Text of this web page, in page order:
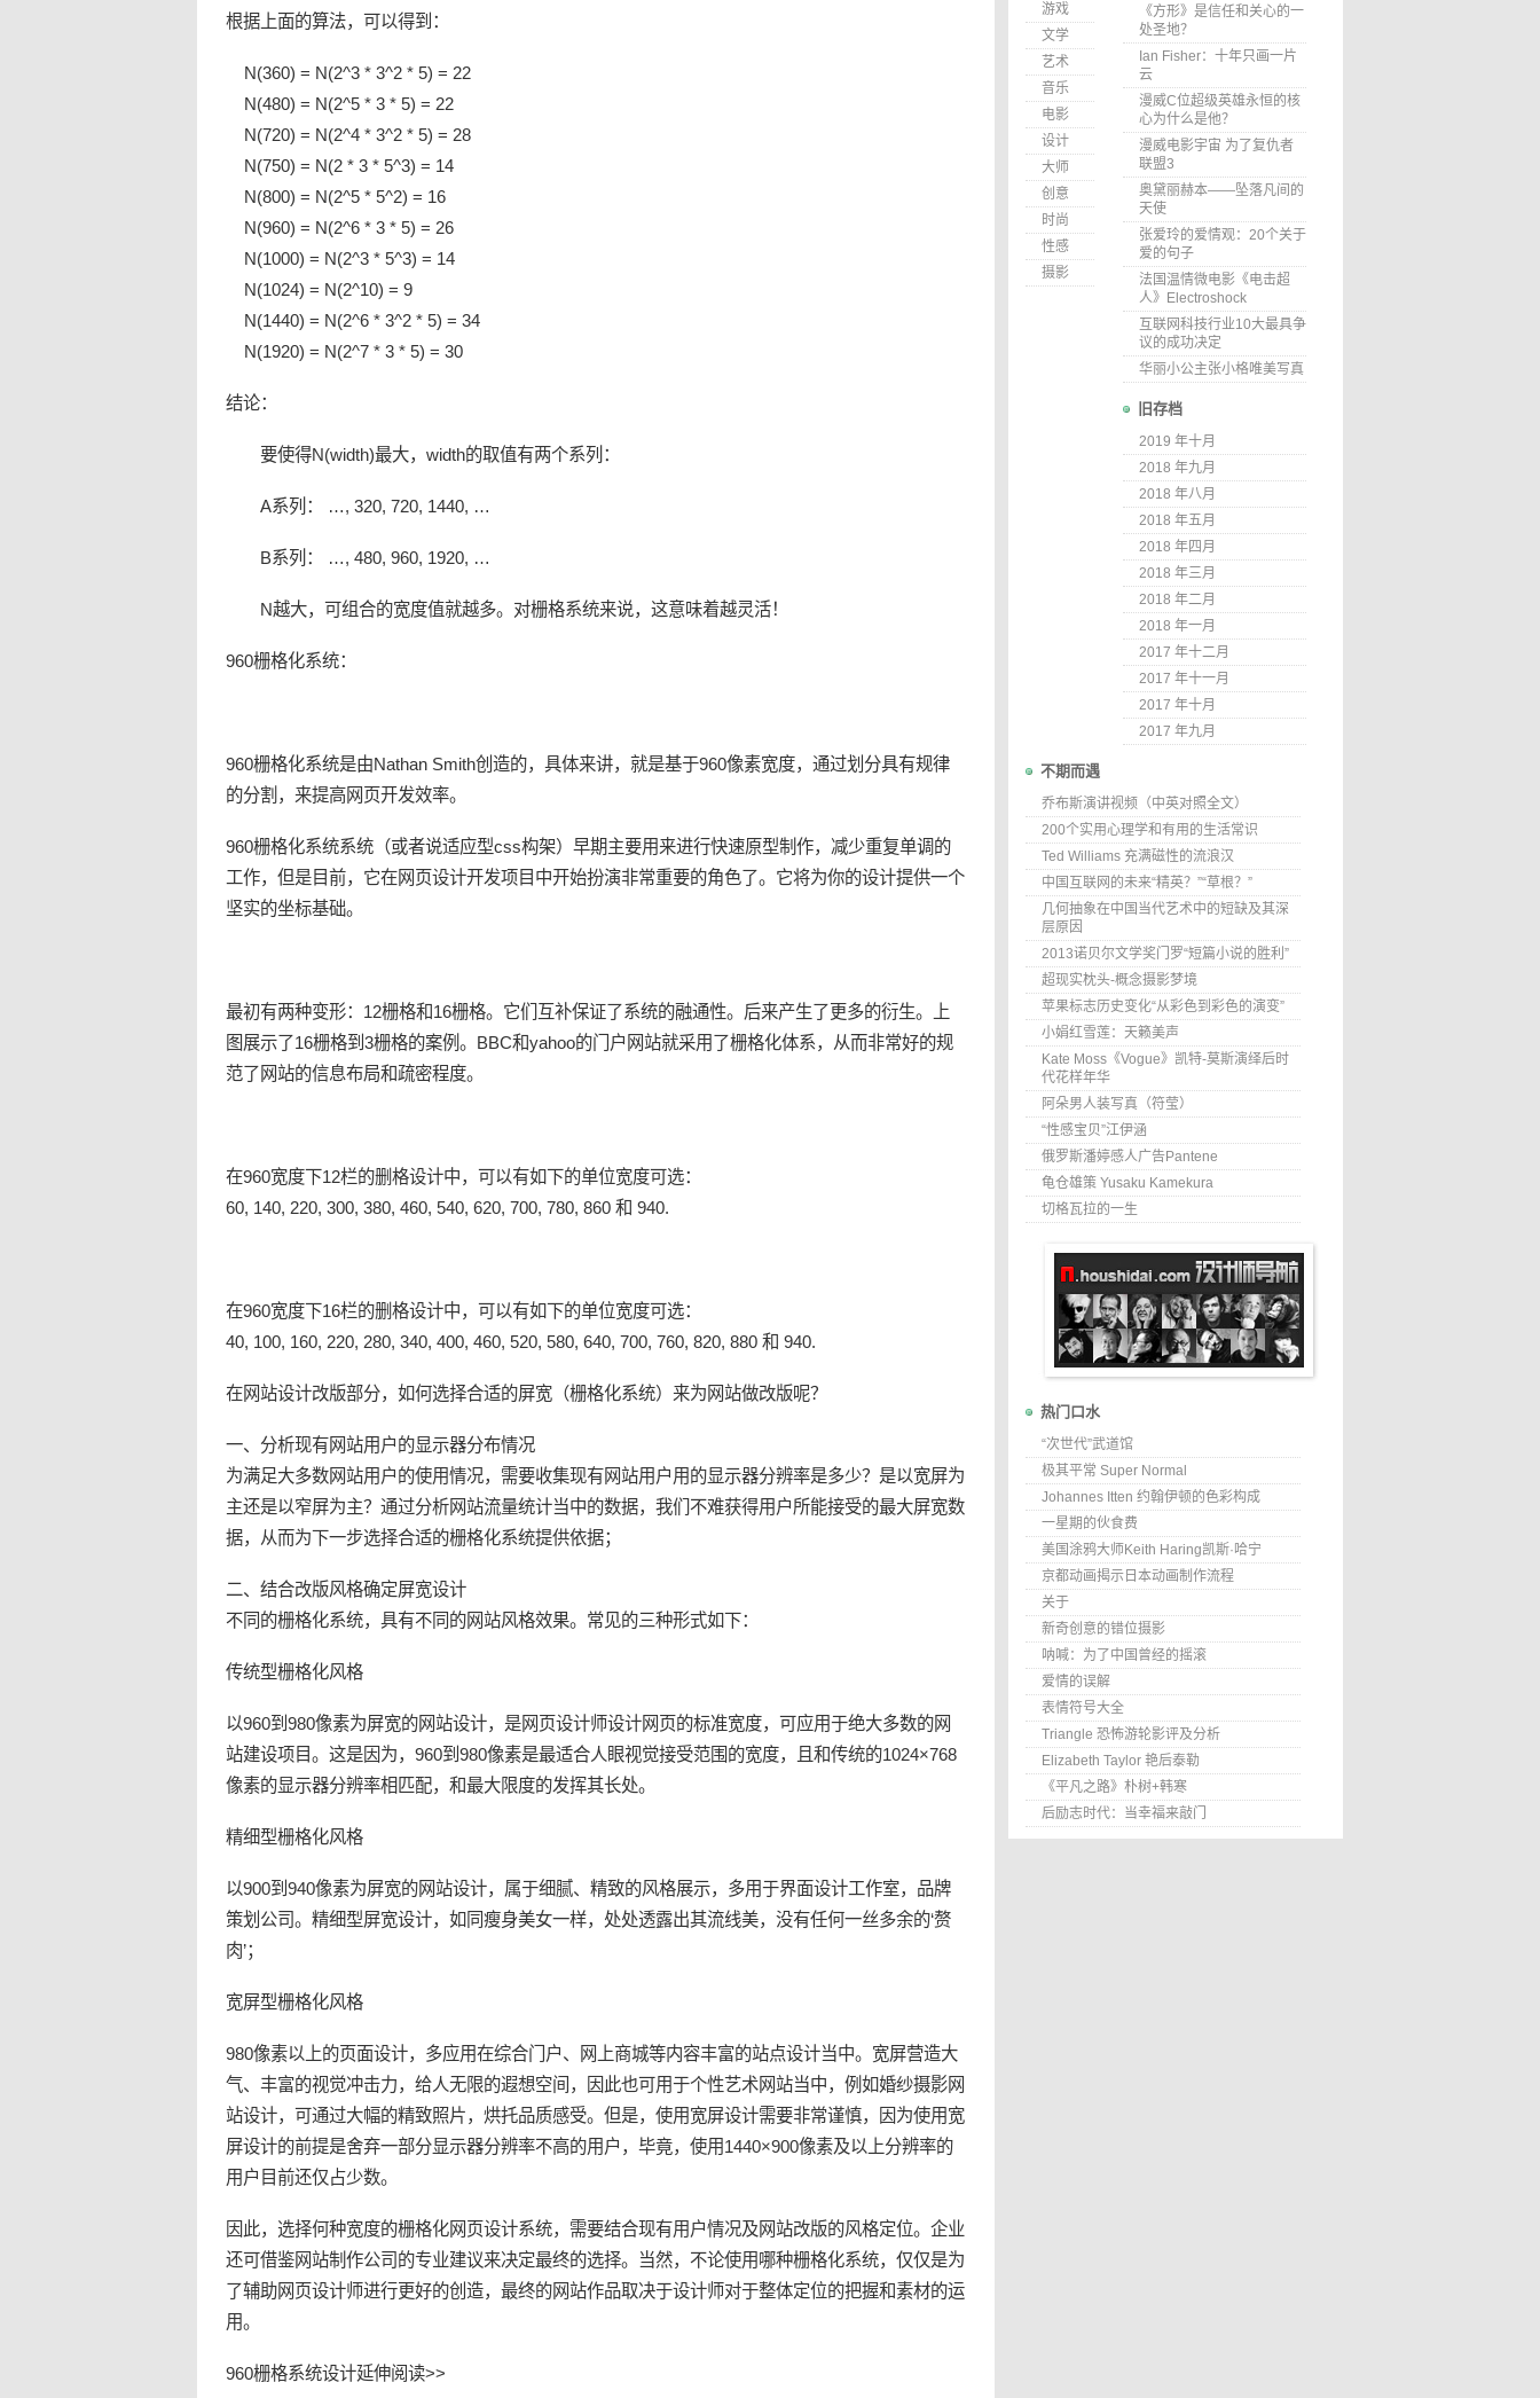
根据上面的算法，可以得到：
N(360) = N(2^3 * 3^2 * 5) = 22
N(480) = N(2^5 * 3 * 5) = 22
N(720) = N(2^4 * 3^2 * 5) = 28
N(750) = N(2 * 3 * 5^3) = 14
N(800) = N(2^5 * 5^2) = 16
N(960) = N(2^6 * 3 * 5) = 26
N(1000) = N(2^3 * 5^3) = 14
N(1024) = N(2^10) = 9
N(1440) = N(2^6 * 3^2 * 5) = 34
N(1920) = N(2^7 * 3 * 5) = 30
结论：
要使得N(width)最大，width的取值有两个系列：
A系列： …, 320, 720, 1440, …
B系列： …, 480, 960, 1920, …
N越大，可组合的宽度值就越多。对栅格系统来说，这意味着越灵活！
960栅格化系统：
960栅格化系统是由Nathan Smith创造的，具体来讲，就是基于960像素宽度，通过划分具有规律
的分割，来提高网页开发效率。
960栅格化系统系统（或者说适应型css构架）早期主要用来进行快速原型制作，减少重复单调的
工作，但是目前，它在网页设计开发项目中开始扮演非常重要的角色了。它将为你的设计提供一个
坚实的坐标基础。
最初有两种变形：12栅格和16栅格。它们互补保证了系统的融通性。后来产生了更多的衍生。上
图展示了16栅格到3栅格的案例。BBC和yahoo的门户网站就采用了栅格化体系，从而非常好的规
范了网站的信息布局和疏密程度。
在960宽度下12栏的删格设计中，可以有如下的单位宽度可选：
60, 140, 220, 300, 380, 460, 540, 620, 700, 780, 860 和 940.
在960宽度下16栏的删格设计中，可以有如下的单位宽度可选：
40, 100, 160, 220, 280, 340, 400, 460, 520, 580, 640, 700, 760, 820, 880 和 940.
在网站设计改版部分，如何选择合适的屏宽（栅格化系统）来为网站做改版呢？
一、分析现有网站用户的显示器分布情况
为满足大多数网站用户的使用情况，需要收集现有网站用户用的显示器分辨率是多少？是以宽屏为
主还是以窄屏为主？通过分析网站流量统计当中的数据，我们不难获得用户所能接受的最大屏宽数
据，从而为下一步选择合适的栅格化系统提供依据；
二、结合改版风格确定屏宽设计
不同的栅格化系统，具有不同的网站风格效果。常见的三种形式如下：
传统型栅格化风格
以960到980像素为屏宽的网站设计，是网页设计师设计网页的标准宽度，可应用于绝大多数的网
站建设项目。这是因为，960到980像素是最适合人眼视觉接受范围的宽度，且和传统的1024×768
像素的显示器分辨率相匹配，和最大限度的发挥其长处。
精细型栅格化风格
以900到940像素为屏宽的网站设计，属于细腻、精致的风格展示，多用于界面设计工作室，品牌
策划公司。精细型屏宽设计，如同瘦身美女一样，处处透露出其流线美，没有任何一丝多余的‘赘
肉’；
宽屏型栅格化风格
980像素以上的页面设计，多应用在综合门户、网上商城等内容丰富的站点设计当中。宽屏营造大
气、丰富的视觉冲击力，给人无限的遐想空间，因此也可用于个性艺术网站当中，例如婚纱摄影网
站设计，可通过大幅的精致照片，烘托品质感受。但是，使用宽屏设计需要非常谨慎，因为使用宽
屏设计的前提是舍弃一部分显示器分辨率不高的用户，毕竟，使用1440×900像素及以上分辨率的
用户目前还仅占少数。
因此，选择何种宽度的栅格化网页设计系统，需要结合现有用户情况及网站改版的风格定位。企业
还可借鉴网站制作公司的专业建议来决定最终的选择。当然，不论使用哪种栅格化系统，仅仅是为
了辅助网页设计师进行更好的创造，最终的网站作品取决于设计师对于整体定位的把握和素材的运
用。
960栅格系统设计延伸阅读>>
游戏
文学
艺术
音乐
电影
设计
大师
创意
时尚
性感
摄影
《方形》是信任和关心的一
处圣地？
Ian Fisher：十年只画一片
云
漫威C位超级英雄永恒的核
心为什么是他？
漫威电影宇宙 为了复仇者
联盟3
奥黛丽赫本——坠落凡间的
天使
张爱玲的爱情观：20个关于
爱的句子
法国温情微电影《电击超
人》Electroshock
互联网科技行业10大最具争
议的成功决定
华丽小公主张小格唯美写真
旧存档
2019 年十月
2018 年九月
2018 年八月
2018 年五月
2018 年四月
2018 年三月
2018 年二月
2018 年一月
2017 年十二月
2017 年十一月
2017 年十月
2017 年九月
不期而遇
乔布斯演讲视频（中英对照全文）
200个实用心理学和有用的生活常识
Ted Williams 充满磁性的流浪汉
中国互联网的未来“精英？”“草根？”
几何抽象在中国当代艺术中的短缺及其深
层原因
2013诺贝尔文学奖门罗“短篇小说的胜利”
超现实枕头-概念摄影梦境
苹果标志历史变化“从彩色到彩色的演变”
小娟红雪莲：天籁美声
Kate Moss《Vogue》凯特-莫斯演绎后时
代花样年华
阿朵男人装写真（符莹）
“性感宝贝”江伊涵
俄罗斯潘婷感人广告Pantene
龟仓雄策 Yusaku Kamekura
切格瓦拉的一生
热门口水
“次世代”武道馆
极其平常 Super Normal
Johannes Itten 约翰伊顿的色彩构成
一星期的伙食费
美国涂鸦大师Keith Haring凯斯·哈宁
京都动画揭示日本动画制作流程
关于
新奇创意的错位摄影
呐喊：为了中国曾经的摇滚
爱情的误解
表情符号大全
Triangle 恐怖游轮影评及分析
Elizabeth Taylor 艳后泰勒
《平凡之路》朴树+韩寒
后励志时代：当幸福来敲门